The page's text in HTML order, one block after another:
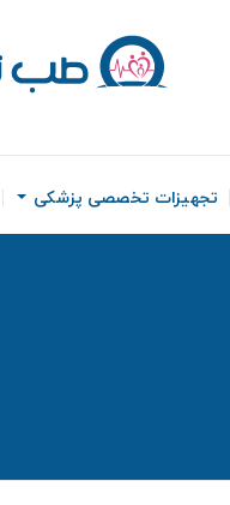
تجهیزات تخصصی پزشکی